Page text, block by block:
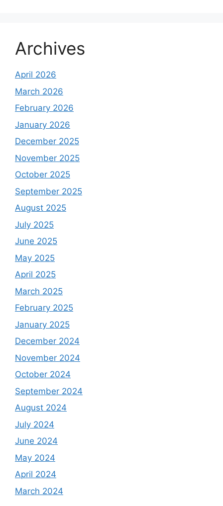
Archives
April 2026
March 2026
February 2026
January 2026
December 2025
November 2025
October 2025
September 2025
August 2025
July 2025
June 2025
May 2025
April 2025
March 2025
February 2025
January 2025
December 2024
November 2024
October 2024
September 2024
August 2024
July 2024
June 2024
May 2024
April 2024
March 2024